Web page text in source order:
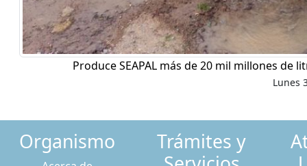
Produce SEAPAL más de 20 mil millones
Lunes
Organismo
Trámites y